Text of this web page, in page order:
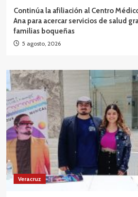
Continúa la afiliación al Centro
Ana para acercar servicios de salud
familias boqueñas
5 agosto, 2026
Veracruz